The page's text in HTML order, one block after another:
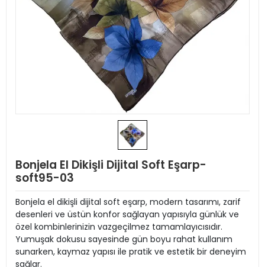
Bonjela El Dikişli Dijital Soft Eşarp-
soft95-03
Bonjela el dikişli dijital soft eşarp, modern tasarımı, zarif
desenleri ve üstün konfor sağlayan yapısıyla günlük ve
özel kombinlerinizin vazgeçilmez tamamlayıcısıdır.
Yumuşak dokusu sayesinde gün boyu rahat kullanım
sunarken, kaymaz yapısı ile pratik ve estetik bir deneyim
sağlar.